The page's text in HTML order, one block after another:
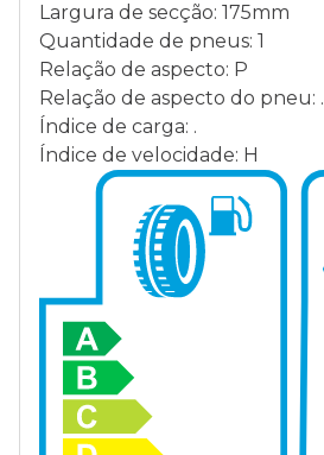
Largura de secção: 175mm
Quantidade de pneus: 1
Relação de aspecto: P
Relação de aspecto do pneu: .
Índice de carga: .
Índice de velocidade: H